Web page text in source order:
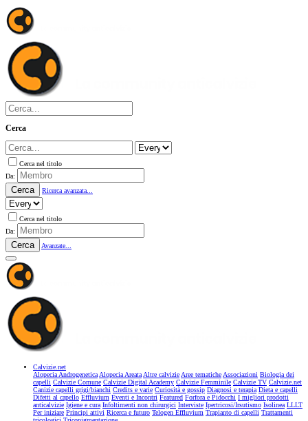
Cerca
Cerca nel titolo
Da:
Cerca Ricerca avanzata...
Cerca nel titolo
Da:
Cerca Avanzate...
Calvizie.net
Alopecia AndrogeneticaAlopecia AreataAltre calvizieAree tematicheAssociazioni Biologia dei
capelli Calvizie Comune Calvizie Digital Academy Calvizie Femminile Calvizie TV Calvizie.net
Canizie capelli grigi/bianchi Credits e varie Curiosità e gossip Diagnosi e terapia Dieta e capelli
Difetti al capello Effluvium Eventi e Incontri Featured Forfora e Pidocchi I migliori prodotti
anticalvizie Igiene e cura Infoltimenti non chirurgici Interviste Ipertricosi/Irsutismo Isolinea LLLT
Per iniziare Principi attivi Ricerca e futuro Telogen Effluvium Trapianto di capelli Trattamenti